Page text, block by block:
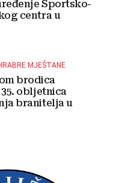
Sportsko-
centra u
MJEŠTANE
brodica
obljetnica
branitelja u